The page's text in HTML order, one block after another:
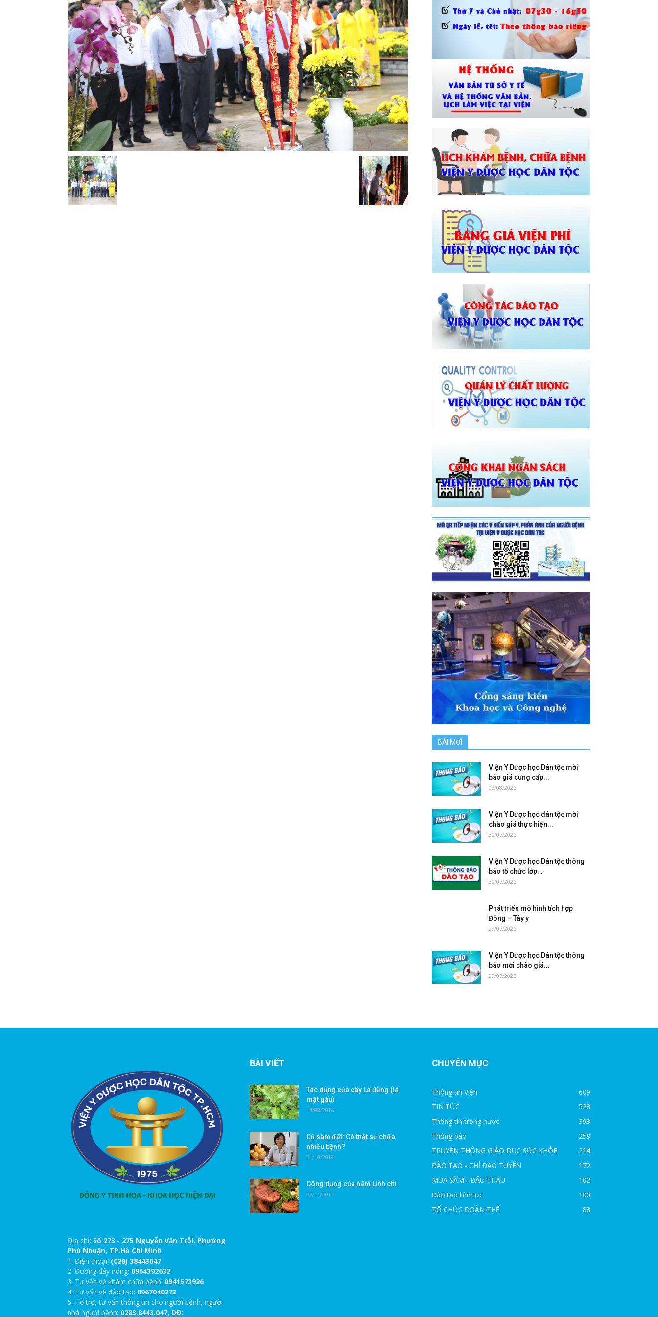
BÀI MỚI
Viện Y Dược học Dân tộc mời
báo giá cung cấp...
03/08/2026
Viện Y Dược học dân tộc mời
chào giá thực hiện...
30/07/2026
Viện Y Dược học Dân tộc thông
báo tổ chức lớp...
30/07/2026
Phát triển mô hình tích hợp
Đông – Tây y
29/07/2026
Viện Y Dược học Dân tộc thông
báo mời chào giá...
29/07/2026
Địa chỉ: Số 273 - 275 Nguyễn Văn Trỗi, Phường
Phú Nhuận, TP.Hồ Chí Minh
1. Điện thoại: (028) 38443047
2. Đường dây nóng: 0964392632
3. Tư vấn về khám chữa bệnh: 0941573926
4. Tư vấn về đào tạo: 0967040273
5. Hỗ trợ, tư vấn thông tin cho người bệnh, người
nhà người bệnh: 0283.8443.047, DĐ:
BÀI VIẾT
Tác dụng của cây Lá đắng (lá
mật gấu)
14/08/2016
Củ sâm đất: Có thật sự chữa
nhiều bệnh?
31/10/2019
Công dụng của nấm Linh chi
27/11/2017
CHUYÊN MỤC
Thông tin Viện
609
TIN TỨC
528
Thông tin trong nước
398
Thông báo
258
TRUYỀN THÔNG GIÁO DỤC SỨC KHỎE
214
ĐÀO TẠO - CHỈ ĐẠO TUYẾN
172
MUA SẮM - ĐẤU THẦU
102
Đào tạo liên tục
100
TỔ CHỨC ĐOÀN THỂ
88